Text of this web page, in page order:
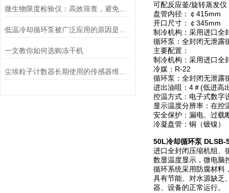
微生物限度检验仪：高效筛查，避免产品微生物污染
一文教你如何选购冻干机
可配反应釜/旋转蒸发仪
盘管内径：￠415mm
开口尺寸：￠345mm
制冷机构：采用进口全
循环泵：全封闭无泄露
主要配置：
制冷机构：采用进口全
冷媒：R-22
循环泵：全封闭无泄露
进出油咀：4＃(低进高
控温方式：电子式数字
显示温度分辨率：在
安全保护：漏电、过载
冷凝盘管：铜（镀镍）
50L冷却循环泵 DLSB-
进口全封闭压缩机组、
数显温度显示，微电脑
循环系统采用防腐材料
具有节能、对水源缺乏
器、设备的正常运行。